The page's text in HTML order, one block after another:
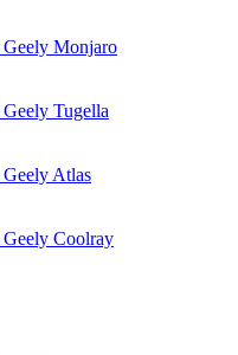
Geely Monjaro
Geely Tugella
Geely Atlas
Geely Coolray